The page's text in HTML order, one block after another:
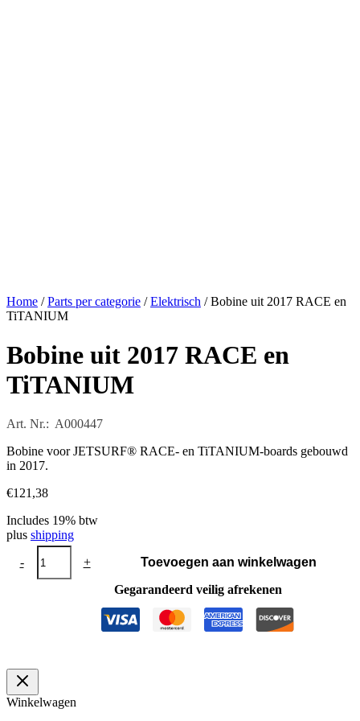
Home /Parts per categorie /Elektrisch / Bobine uit 2017 RACE en
TiTANIUM
Bobine uit 2017 RACE en
TiTANIUM
Art. Nr.: A000447
Bobine voor JETSURF® RACE- en TiTANIUM-boards gebouwd
in 2017.
€121,38
Includes 19% btw
plus shipping
-
Bobine
+
Toevoegen aan winkelwagen
Gegarandeerd veilig afrekenen
Winkelwagen